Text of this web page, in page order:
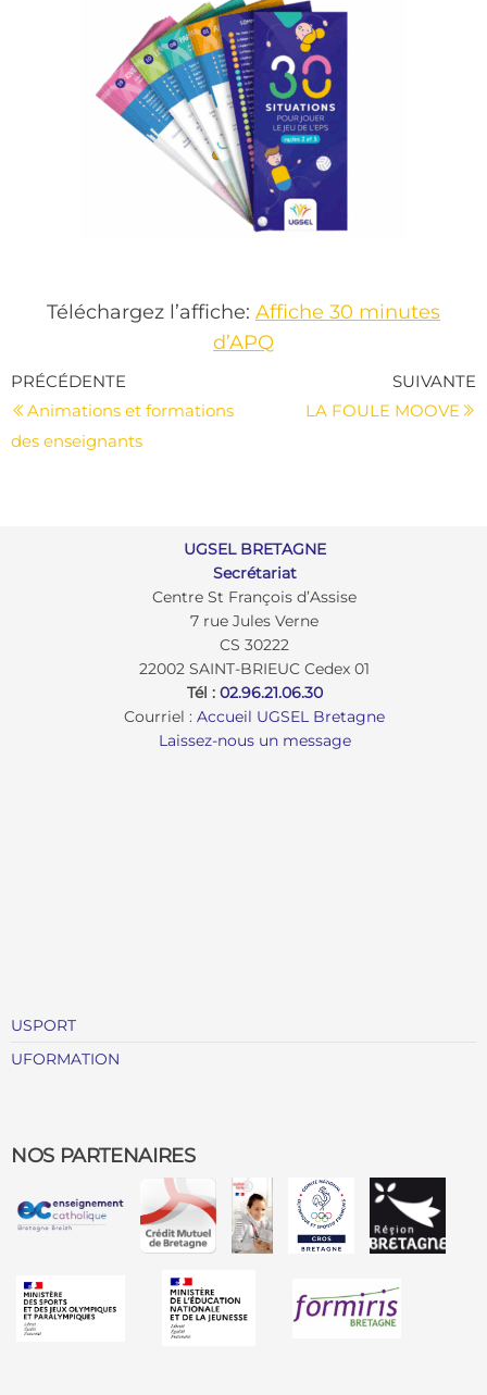
Téléchargez l’affiche: Affiche 30 minutes
d’APQ
Navigation
de
l’article
Article
précédent
PRÉCÉDENTE
Animations et formations
des enseignants
SUIVANTE
LA FOULE MOOVE
UGSEL BRETAGNE
Secrétariat
Centre St François d’Assise
7 rue Jules Verne
CS 30222
22002 SAINT-BRIEUC Cedex 01
Tél : 02.96.21.06.30
Courriel : Accueil UGSEL Bretagne
Laissez-nous un message
USPORT
UFORMATION
NOS PARTENAIRES